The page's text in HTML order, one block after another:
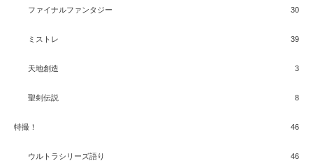
ファイナルファンタジー 30
ミストレ 39
天地創造 3
聖剣伝説 8
特撮！ 46
ウルトラシリーズ語り 46